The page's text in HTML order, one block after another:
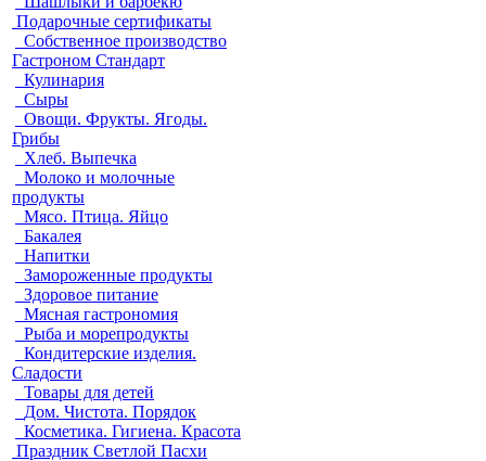
Подарочные сертификаты
Собственное производство
Гастроном Стандарт
Кулинария
Сыры
Овощи. Фрукты. Ягоды.
Грибы
Хлеб. Выпечка
Молоко и молочные
продукты
Мясо. Птица. Яйцо
Бакалея
Напитки
Замороженные продукты
Здоровое питание
Мясная гастрономия
Рыба и морепродукты
Кондитерские изделия.
Сладости
Товары для детей
Дом. Чистота. Порядок
Косметика. Гигиена. Красота
Праздник Светлой Пасхи